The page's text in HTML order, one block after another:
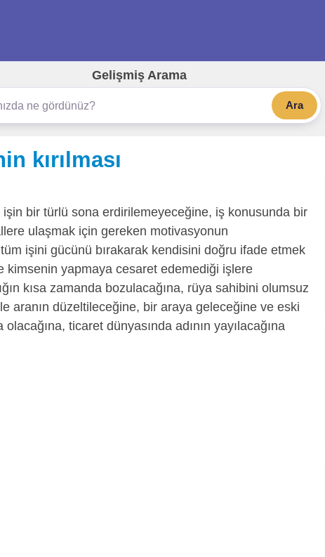
Gelişmiş Arama
Ara
kırılması
işin bir türlü sona erdirilemeyeceğine, iş konusunda bir
ulaşmak için gereken motivasyonun
işini gücünü bırakarak kendisini doğru ifade etmek
yapmaya cesaret edemediği işlere
kısa zamanda bozulacağına, rüya sahibini olumsuz
aranın düzeltileceğine, bir araya geleceğine ve eski
ticaret dünyasında adının yayılacağına